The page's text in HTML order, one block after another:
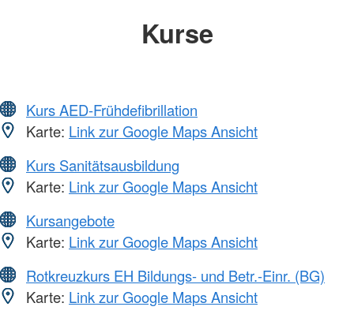
Kurse
Kurs AED-Frühdefibrillation
Karte: Link zur Google Maps Ansicht
Kurs Sanitätsausbildung
Karte: Link zur Google Maps Ansicht
Kursangebote
Karte: Link zur Google Maps Ansicht
Rotkreuzkurs EH Bildungs- und Betr.-Einr. (BG)
Karte: Link zur Google Maps Ansicht